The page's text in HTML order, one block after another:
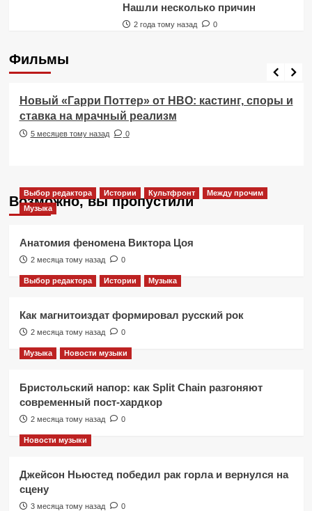
Нашли несколько причин
2 года тому назад 0
Фильмы
Фильмы
Новый «Гарри Поттер» от HBO: кастинг, споры и
ставка на мрачный реализм
5 месяцев тому назад 0
Возможно, вы пропустили
Выбор редактора Истории Культфронт
Между прочим
Музыка
Анатомия феномена Виктора Цоя
2 месяца тому назад 0
Выбор редактора Истории Музыка
Как магнитоиздат формировал русский рок
2 месяца тому назад 0
Музыка Новости музыки
Бристольский напор: как Split Chain разгоняют
современный пост-хардкор
2 месяца тому назад 0
Новости музыки
Джейсон Ньюстед победил рак горла и вернулся на
сцену
3 месяца тому назад 0